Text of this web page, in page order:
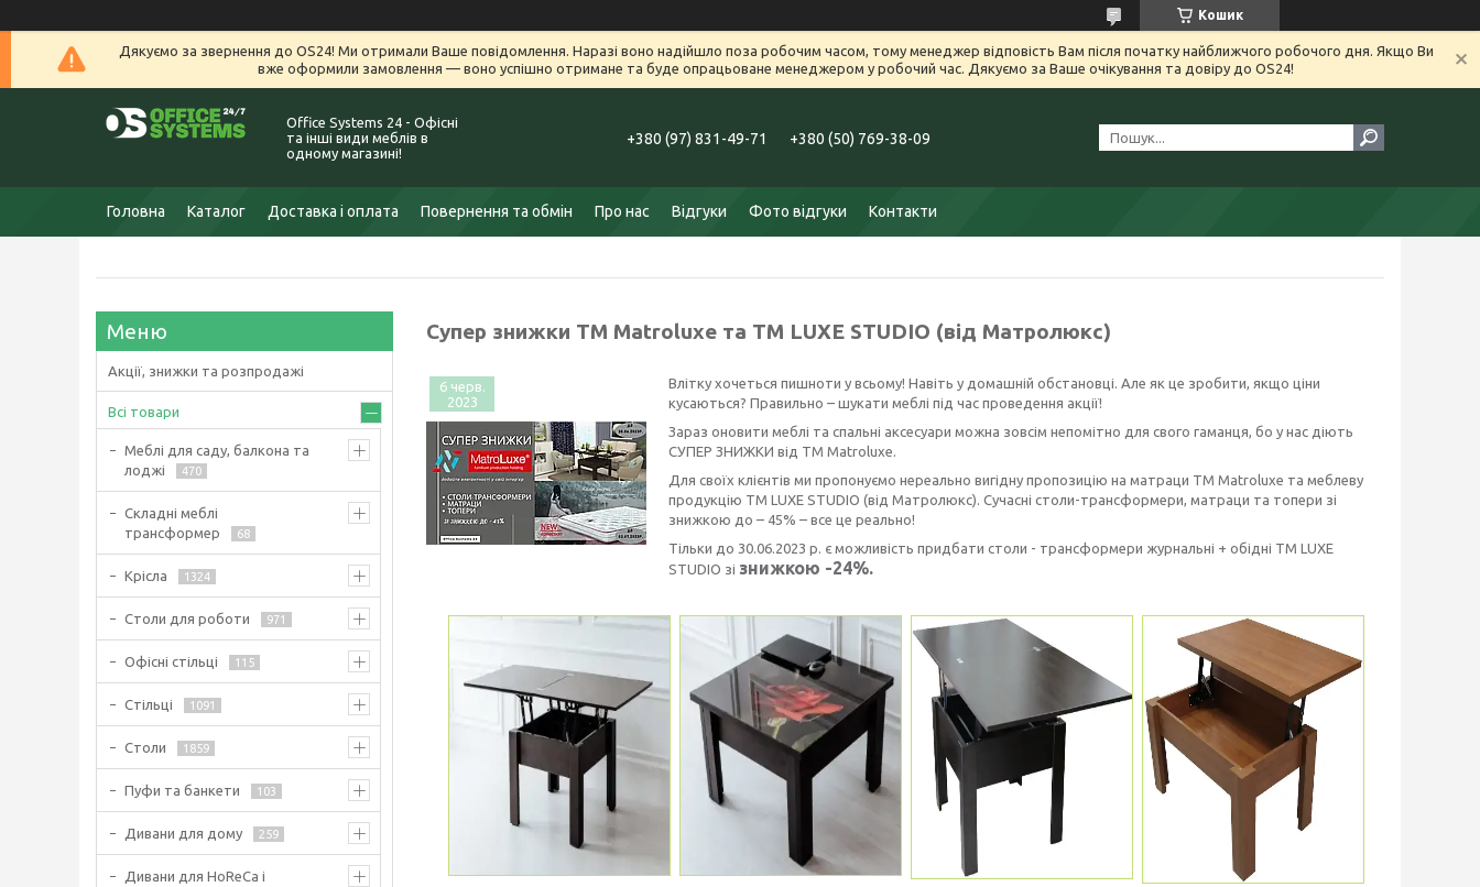
Кошик
Дякуємо за звернення до OS24! Ми отримали Ваше повідомлення. Наразі воно надійшло поза робочим часом, тому менеджер відповість Вам після початку найближчого робочого дня. Якщо Ви
вже оформили замовлення — воно успішно отримане та буде опрацьоване менеджером у робочий час. Дякуємо за Ваше очікування та довіру до OS24!
Office Systems 24 - Офісні
та інші види меблів в
одному магазині!
+380 (97) 831-49-71 +380 (50) 769-38-09
Головна Каталог Доставка і оплата Повернення та обмін Про нас Відгуки Фото відгуки Контакти
Супер знижки ТМ Matroluxe та TM LUXE STUDIO (від Матролюкс)
6 черв.
2023
Влітку хочеться пишноти у всьому! Навіть у домашній обстановці. Але як це зробити, якщо ціни
кусаються? Правильно – шукати меблі під час проведення акції!
Зараз оновити меблі та спальні аксесуари можна зовсім непомітно для свого гаманця, бо у нас діють
СУПЕР ЗНИЖКИ від ТМ Matroluxe.
Для своїх клієнтів ми пропонуємо нереально вигідну пропозицію на матраци ТМ Matroluxe та меблеву
продукцію TM LUXE STUDIO (від Матролюкс). Сучасні столи-трансформери, матраци та топери зі
знижкою до – 45% – все це реально!
Тільки до 30.06.2023 р. є можливість придбати столи - трансформери журнальні + обідні TM LUXE
STUDIO зі знижкою -24%.
Акції, знижки та розпродажі
Всі товари
Меблі для саду, балкона та
лоджі
470
Складні меблі
трансформер
68
Крісла 1324
Столи для роботи 971
Офісні стільці 115
Стільці 1091
Столи 1859
Пуфи та банкети 103
Дивани для дому 259
Дивани для HoReCa і